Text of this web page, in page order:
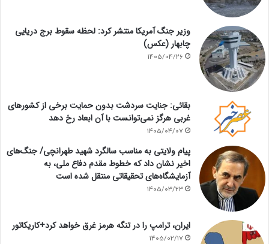
وزیر جنگ آمریکا منتشر کرد: لحظه سقوط برج دریایی
چابهار (عکس)
1405/04/26
بقائی: جنایت سردشت بدون حمایت برخی از کشورهای
غربی هرگز نمی‌توانست با آن ابعاد رخ دهد
1405/04/07
پیام ولایتی به مناسب سالگرد شهید طهرانچی/ جنگ‌های
اخیر نشان داد که خطوط مقدم دفاع ملی، به
آزمایشگاه‌های تحقیقاتی منتقل شده است
1405/03/23
ایران، ترامپ را در تنگه هرمز غرق خواهد کرد+کاریکاتور
1405/02/17